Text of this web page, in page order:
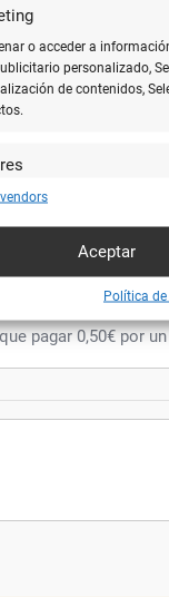
o acceder a
personalizado,
de contenidos,
y combinar fuentes de
datos de
la seguridad,
Aceptar
Política
Tarjetas de
imprimir. Si solo
pagar 0,50€ por